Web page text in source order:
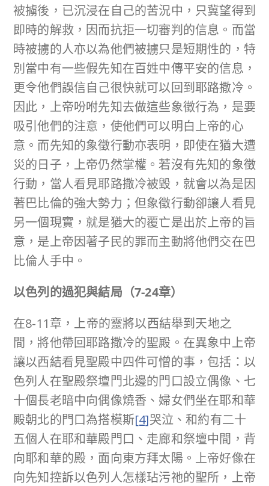
被擄後，已沉浸在自己的苦況中，只冀望得到
即時的解救，因而抗拒一切審判的信息。而當
時被擄的人亦以為他們被擄只是短期性的，特
別當中有一些假先知在百姓中傳平安的信息，
更令他們誤信自己很快就可以回到耶路撒冷。
因此，上帝吩咐先知去做這些象徵行為，是要
吸引他們的注意，使他們可以明白上帝的心
意。而先知的象徵行動亦表明，即使在猶大遭
災的日子，上帝仍然掌權。若沒有先知的象徵
行動，當人看見耶路撒冷被毀，就會以為是因
著巴比倫的強大勢力；但象徵行動卻讓人看見
另一個現實，就是猶大的覆亡是出於上帝的旨
意，是上帝因著子民的罪而主動將他們交在巴
比倫人手中。
以色列的過犯與結局（7-24章）
在8-11章，上帝的靈將以西結舉到天地之
間，將他帶回耶路撒冷的聖殿。在異象中上帝
讓以西結看見聖殿中四件可憎的事，包括：以
色列人在聖殿祭壇門北邊的門口設立偶像、七
十個長老暗中向偶像燒香、婦女們坐在耶和華
殿朝北的門口為搭模斯[4]哭泣、和約有二十
五個人在耶和華殿門口、走廊和祭壇中間，背
向耶和華的殿，面向東方拜太陽。上帝好像在
向先知控訴以色列人怎樣玷污祂的聖所，上帝